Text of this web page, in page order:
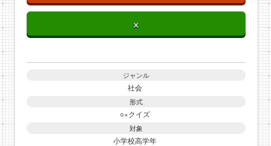
×
ジャンル
社会
形式
○×クイズ
対象
小学校高学年